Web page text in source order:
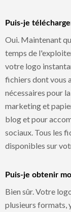
Puis-je
Oui. Maintenant
temps de
votre logo
fichiers dont vous
nécessaires pour
marketing et
blog et pour
sociaux. Tous les
disponibles sur
Puis-je obtenir
Bien sûr. Votre
plusieurs formats,